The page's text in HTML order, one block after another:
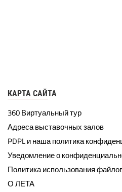
КАРТА САЙТА
360 Виртуальный тур
Адреса выставочных залов
PDPL и наша политика
Уведомление о
Политика использования
О ЛЕТА